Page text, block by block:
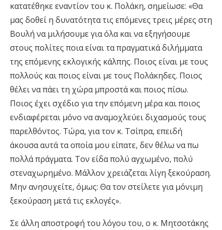
κατατέθηκε εναντίον του κ. Πολάκη, σημείωσε: «Θα
μας δοθεί η δυνατότητα τις επόμενες τρεις μέρες στη
Βουλή να μιλήσουμε για όλα και να εξηγήσουμε
στους πολίτες ποια είναι τα πραγματικά διλήμματα
της επόμενης εκλογικής κάλπης. Ποιος είναι με τους
πολλούς και ποιος είναι με τους Πολάκηδες. Ποιος
θέλει να πάει τη χώρα μπροστά και ποιος πίσω.
Ποιος έχει σχέδιο για την επόμενη μέρα και ποιος
ενδιαφέρεται μόνο να αναμοχλεύει διχασμούς τους
παρελθόντος. Τώρα, για τον κ. Τσίπρα, επειδή
άκουσα αυτά τα οποία μου είπατε, δεν θέλω να πω
πολλά πράγματα. Τον είδα πολύ αγχωμένο, πολύ
στεναχωρημένο. Μάλλον χρειάζεται λίγη ξεκούραση.
Μην ανησυχείτε, όμως: Θα τον στείλετε για μόνιμη
ξεκούραση μετά τις εκλογές».
Σε άλλη αποστροφή του λόγου του, ο κ. Μητσοτάκης